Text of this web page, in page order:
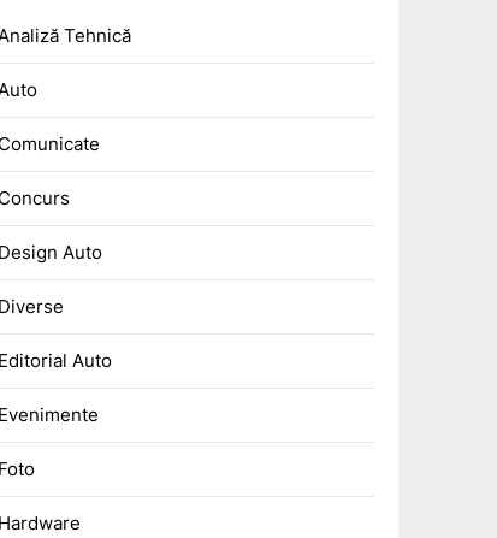
Tehnică
Comunicate
Concurs
Design Auto
Diverse
Editorial Auto
Evenimente
Foto
Hardware